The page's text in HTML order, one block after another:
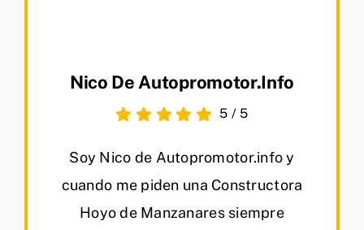
Nico De Autopromotor.info
5 / 5
Soy Nico de Autopromotor.info y
cuando me piden una Constructora
Hoyo de Manzanares siempre